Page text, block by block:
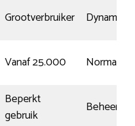
Grootverbruiker
Dynamisch
Vanaf 25.000
Normaal
Beperkt
gebruik
Beheerst